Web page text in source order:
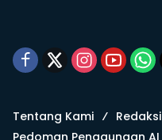
Tentang Kami Redaksi
Pedoman Penggunaan AI